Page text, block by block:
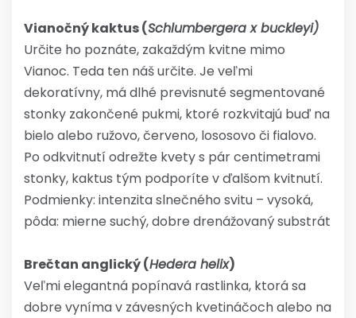
Vianočný kaktus (Schlumbergera x buckleyi)
Určite ho poznáte, zakaždým kvitne mimo
Vianoc. Teda ten náš určite. Je veľmi
dekoratívny, má dlhé previsnuté segmentované
stonky zakončené pukmi, ktoré rozkvitajú buď na
bielo alebo ružovo, červeno, lososovo či fialovo.
Po odkvitnutí odrežte kvety s pár centimetrami
stonky, kaktus tým podporíte v ďalšom kvitnutí.
Podmienky: intenzita slnečného svitu – vysoká,
pôda: mierne suchý, dobre drenážovaný substrát
Brečtan anglický (Hedera helix)
Veľmi elegantná popínavá rastlinka, ktorá sa
dobre vyníma v závesných kvetináčoch alebo na